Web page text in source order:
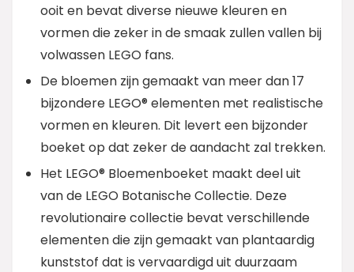
ooit en bevat diverse nieuwe kleuren en
vormen die zeker in de smaak zullen vallen bij
volwassen LEGO fans.
De bloemen zijn gemaakt van meer dan 17
bijzondere LEGO® elementen met realistische
vormen en kleuren. Dit levert een bijzonder
boeket op dat zeker de aandacht zal trekken.
Het LEGO® Bloemenboeket maakt deel uit
van de LEGO Botanische Collectie. Deze
revolutionaire collectie bevat verschillende
elementen die zijn gemaakt van plantaardig
kunststof dat is vervaardigd uit duurzaam